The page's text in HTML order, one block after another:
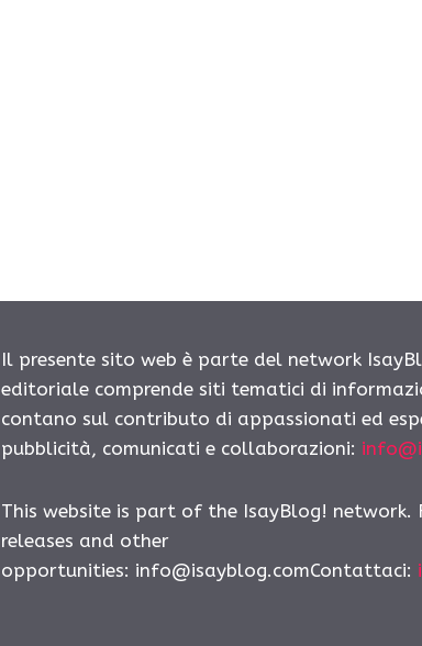
Il presente sito web è parte del network
editoriale comprende siti tematici di
contano sul contributo di appassionati ed
pubblicità, comunicati e collaborazioni:
This website is part of the IsayBlog! network.
releases and other
opportunities: info@isayblog.comContattaci: